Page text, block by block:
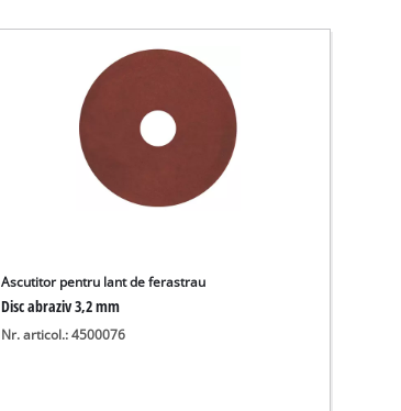
Ascutitor pentru lant de ferastrau
Disc abraziv 3,2 mm
Nr. articol.: 4500076